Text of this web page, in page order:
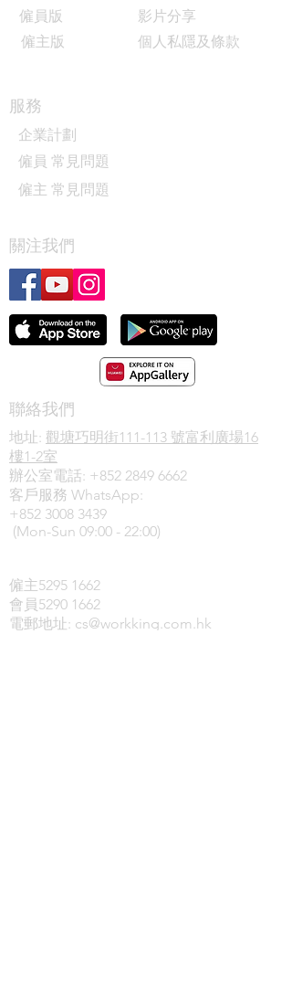
僱員版
僱主版
影片分享
個人私隱及條款
服務
企業計劃
僱員 常見問題
僱主 常見問題
關注我們
聯絡我們
地址: 觀塘巧明街111-113 號富利廣場16
樓1-2室
辦公室電話: +852 2849 6662
客戶服務 WhatsApp:
+852 3008 3439
(Mon-Sun 09:00 - 22:00)
僱主5295 1662
會員5290 1662
電郵地址: cs@workking.com.hk